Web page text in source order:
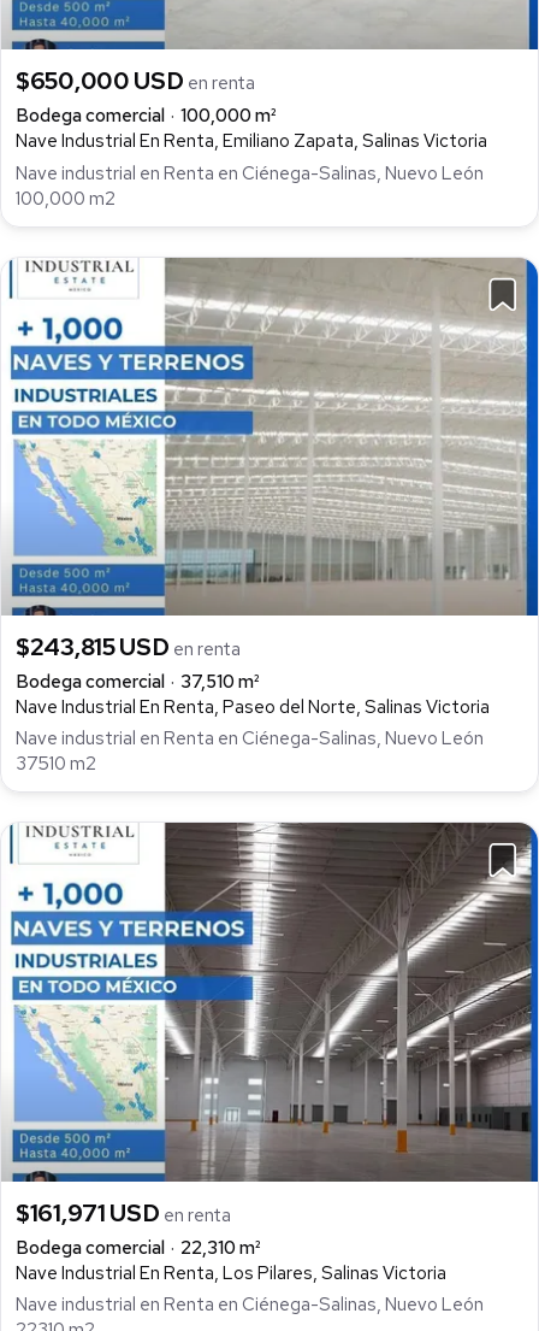
$650,000 USD en renta
Bodega comercial
100,000 m²
Nave Industrial En Renta, Emiliano Zapata, Salinas Victoria
Nave industrial en Renta en Ciénega-Salinas, Nuevo León
100,000 m2
$243,815 USD en renta
Bodega comercial
37,510 m²
Nave Industrial En Renta, Paseo del Norte, Salinas Victoria
Nave industrial en Renta en Ciénega-Salinas, Nuevo León
37510 m2
$161,971 USD en renta
Bodega comercial
22,310 m²
Nave Industrial En Renta, Los Pilares, Salinas Victoria
Nave industrial en Renta en Ciénega-Salinas, Nuevo León